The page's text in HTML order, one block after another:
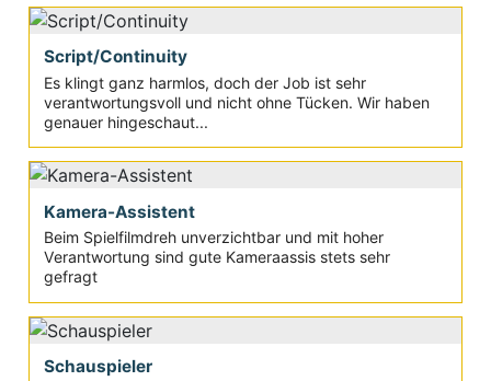
Script/Continuity
Es klingt ganz harmlos, doch der Job ist sehr
verantwortungsvoll und nicht ohne Tücken. Wir haben
genauer hingeschaut...
Kamera-Assistent
Beim Spielfilmdreh unverzichtbar und mit hoher
Verantwortung sind gute Kameraassis stets sehr
gefragt
Schauspieler